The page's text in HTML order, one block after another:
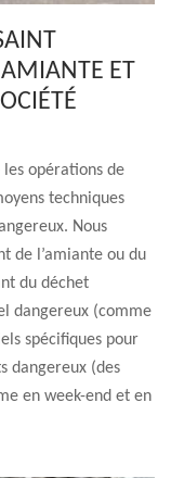
AMIANTE ET
opérations de
techniques
Nous
de l’amiante ou du
du déchet
dangereux (comme
spécifiques pour
dangereux (des
en week-end et en